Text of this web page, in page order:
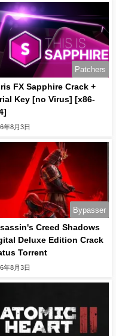
Patchers
FX Sapphire Crack +
Key [no Virus] [x86-
年8月3日
Bypasser
Creed Shadows
Deluxe Edition Crack
Torrent
年8月3日